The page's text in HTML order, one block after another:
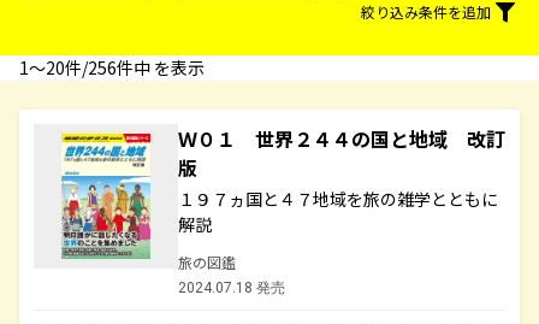
絞り込み条件を追加
1〜20件/256件中 を表示
Ｗ０１ 世界２４４の国と地域 改訂
版
１９７ヵ国と４７地域を旅の雑学とともに
解説
旅の図鑑
2024.07.18 発売